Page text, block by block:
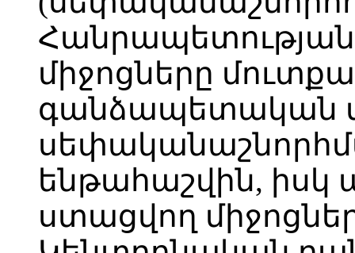
միջոցները
գանձապետական
ենթահաշվին, իսկ
ստացվող